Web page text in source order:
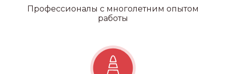
Профессионалы с многолетним опытом
работы